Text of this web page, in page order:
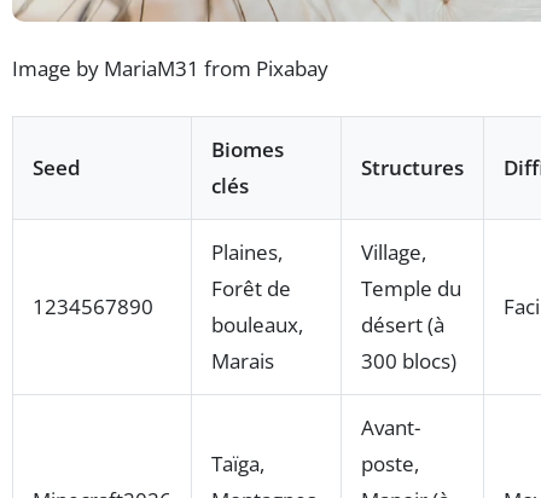
Image by MariaM31 from Pixabay
Seed
Biomes
clés
Structures
1234567890
Plaines,
Forêt de
bouleaux,
Marais
Village,
Temple du
désert (à
300 blocs)
Taïga,
Avant-
poste,